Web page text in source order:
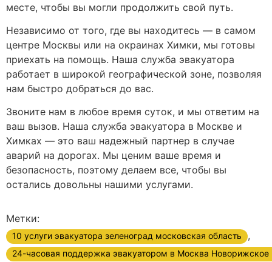
месте, чтобы вы могли продолжить свой путь.
Независимо от того, где вы находитесь — в самом
центре Москвы или на окраинах Химки, мы готовы
приехать на помощь. Наша служба эвакуатора
работает в широкой географической зоне, позволяя
нам быстро добраться до вас.
Звоните нам в любое время суток, и мы ответим на
ваш вызов. Наша служба эвакуатора в Москве и
Химках — это ваш надежный партнер в случае
аварий на дорогах. Мы ценим ваше время и
безопасность, поэтому делаем все, чтобы вы
остались довольны нашими услугами.
Метки:
10 услуги эвакуатора зеленоград московская область ,
24-часовая поддержка эвакуатором в Москва Новорижское